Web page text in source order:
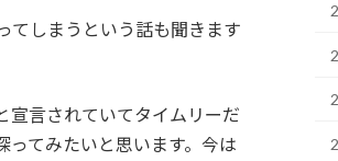
てしまうという話も聞きます
宣言されていてタイムリーだ
ってみたいと思います。今は